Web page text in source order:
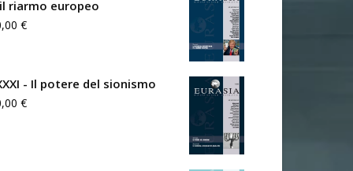
riarmo europeo
€
- Il potere del sionismo
€